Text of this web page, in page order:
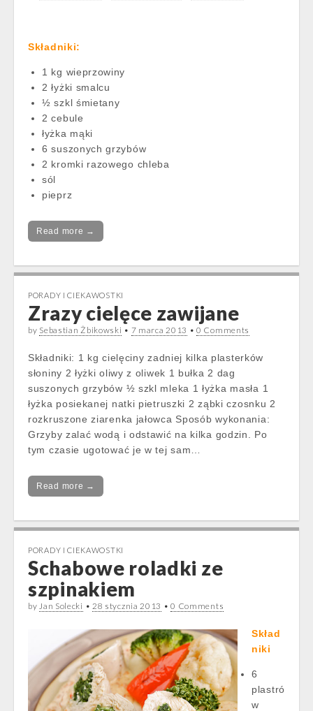
Składniki:
1 kg wieprzowiny
2 łyżki smalcu
½ szkl śmietany
2 cebule
łyżka mąki
6 suszonych grzybów
2 kromki razowego chleba
sól
pieprz
Read more →
PORADY I CIEKAWOSTKI
Zrazy cielęce zawijane
by Sebastian Żbikowski • 7 marca 2013 •0 Comments
Składniki: 1 kg cielęciny zadniej kilka plasterków
słoniny 2 łyżki oliwy z oliwek 1 bułka 2 dag
suszonych grzybów ½ szkl mleka 1 łyżka masła 1
łyżka posiekanej natki pietruszki 2 ząbki czosnku 2
rozkruszone ziarenka jałowca Sposób wykonania:
Grzyby zalać wodą i odstawić na kilka godzin. Po
tym czasie ugotować je w tej sam…
Read more →
PORADY I CIEKAWOSTKI
Schabowe roladki ze
szpinakiem
byJan Solecki • 28 stycznia 2013 •0 Comments
Skład
niki
6
plastró
w